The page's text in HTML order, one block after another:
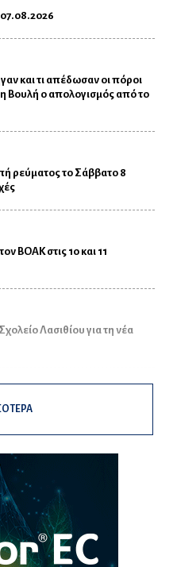
και τι απέδωσαν οι πόροι
Βουλή ο απολογισμός από το
ρεύματος το Σάββατο 8
ΒΟΑΚ στις 10 και 11
Λασιθίου για τη νέα